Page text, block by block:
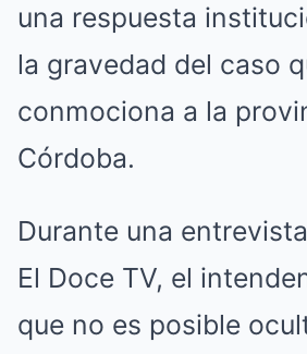
una respuesta
la gravedad del caso
conmociona a la
Córdoba.
Durante una
El Doce TV, el
que no es posible